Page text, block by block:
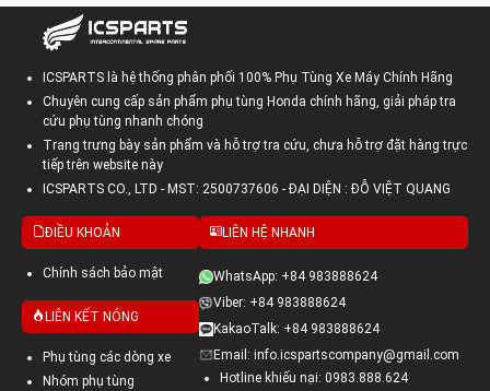
ICSPARTS là hệ thống phân phối 100% Phụ Tùng Xe Máy Chính Hãng
Chuyên cung cấp sản phẩm phụ tùng Honda chính hãng, giải pháp tra
cứu phụ tùng nhanh chóng
Trang trưng bày sản phẩm và hỗ trợ tra cứu, chưa hỗ trợ đặt hàng trực
tiếp trên website này
ICSPARTS CO., LTD - MST: 2500737606 - ĐẠI DIỆN : ĐỖ VIỆT QUANG
ĐIỀU KHOẢN
Chính sách bảo mật
LIÊN KẾT NÓNG
Phụ tùng các dòng xe
Nhóm phụ tùng
LIÊN HỆ NHANH
WhatsApp: +84 983888624
Viber: +84 983888624
KakaoTalk: +84 983888624
Email: info.icspartscompany@gmail.com
Hotline khiếu nại: 0983.888.624